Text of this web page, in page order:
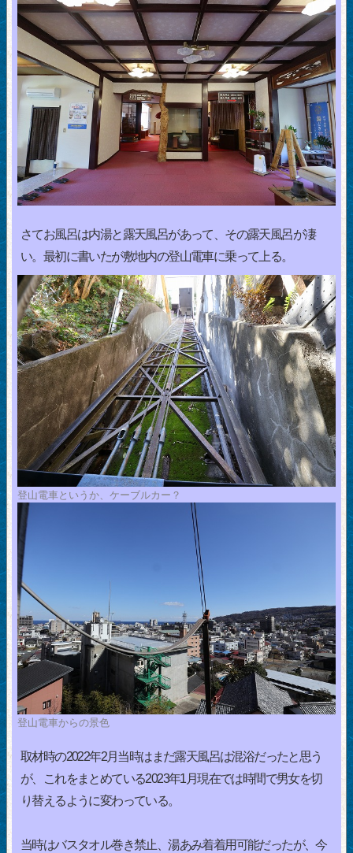
さてお風呂は内湯と露天風呂があって、その露天風呂が凄
い。最初に書いたが敷地内の登山電車に乗って上る。
登山電車というか、ケーブルカー？
登山電車からの景色
取材時の2022年2月当時はまだ露天風呂は混浴だったと思う
が、これをまとめている2023年1月現在では時間で男女を切
り替えるように変わっている。
当時はバスタオル巻き禁止、湯あみ着着用可能だったが、今